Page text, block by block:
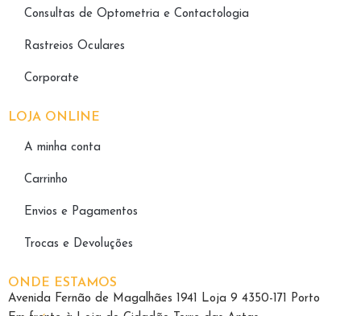
Consultas de Optometria e Contactologia​
Rastreios Oculares
Corporate
LOJA ONLINE
A minha conta
Carrinho
Envios e Pagamentos
Trocas e Devoluções
ONDE ESTAMOS
Avenida Fernão de Magalhães 1941 Loja 9 4350-171 Porto